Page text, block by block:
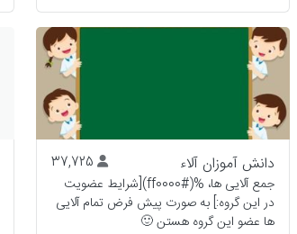
دانش آموزان آلاء
جمع آلایی ها، %(#ff0000)[شرایط عضویت
در این گروه:] به صورت پیش فرض تمام آلایی
ها عضو این گروه هستن 🙂